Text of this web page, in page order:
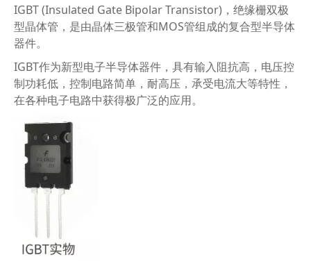
IGBT (Insulated Gate Bipolar Transistor)，绝缘栅双极
型晶体管，是由晶体三极管和MOS管组成的复合型半导体
器件。
IGBT作为新型电子半导体器件，具有输入阻抗高，电压控
制功耗低，控制电路简单，耐高压，承受电流大等特性，
在各种电子电路中获得极广泛的应用。